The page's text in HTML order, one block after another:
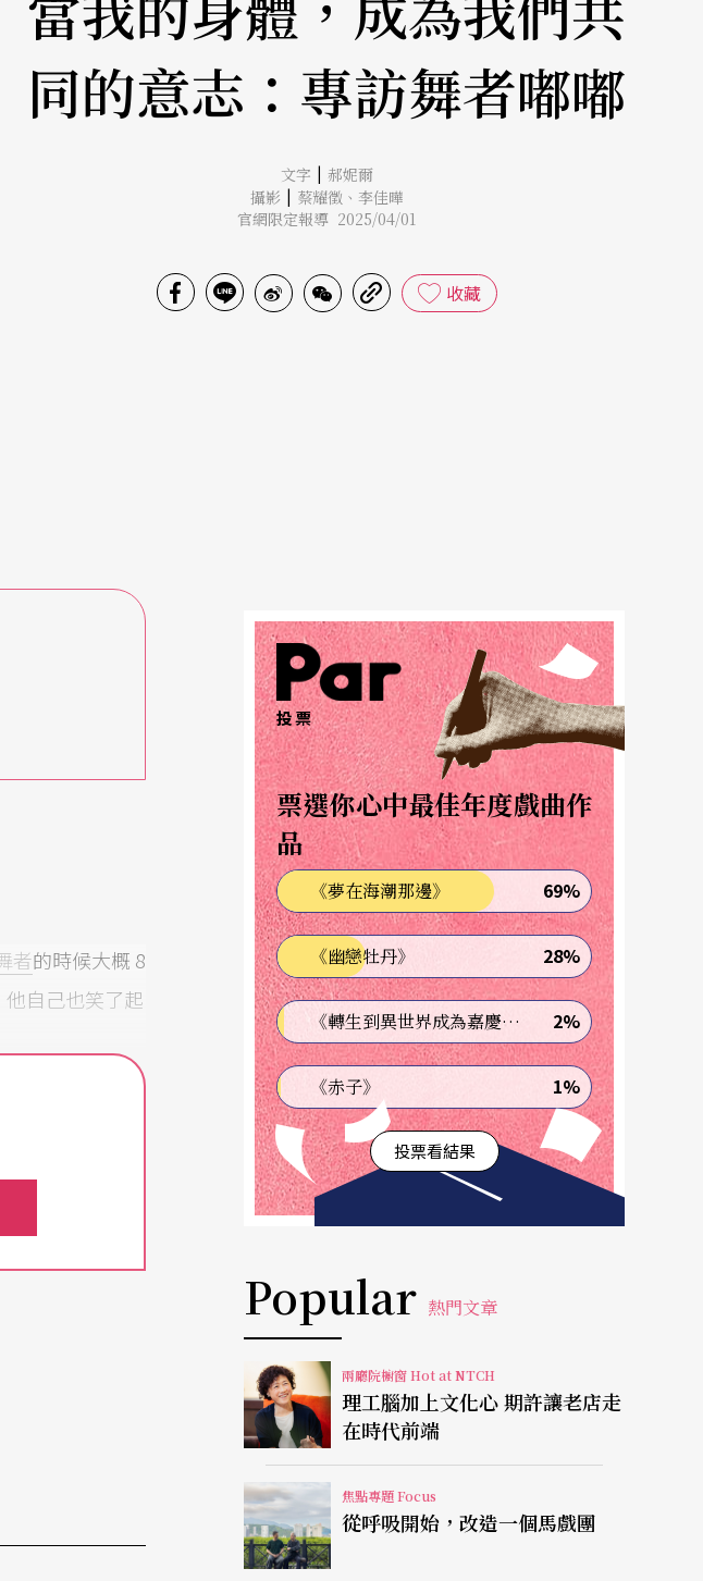
同的意志：專訪舞者嘟嘟
文字 | 郝妮爾
攝影 | 蔡耀徵 、 李佳曄
官網限定報導 2025/04/01
收藏
者的時候大概 8
他自己也笑了起
縮影，或者內
那時候，全都
始走出身體的
我們》之舞作
投票
票選你心中最佳年度戲曲作
品
《夢在海潮那邊》 69%
《幽戀牡丹》 28%
《轉生到異世界成為嘉慶君—發現我的祖先是詐騙集團!?》 2%
《赤子》 1%
投票看結果
Popular 熱門文章
兩廳院櫥窗 Hot at NTCH
理工腦加上文化心 期許讓老店走
在時代前端
焦點專題 Focus
從呼吸開始，改造一個馬戲團